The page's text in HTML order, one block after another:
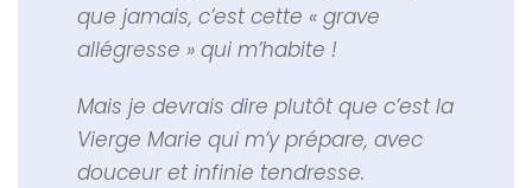
que jamais, c’est cette « grave
allégresse » qui m’habite !
Mais je devrais dire plutôt que c’est la
Vierge Marie qui m’y prépare, avec
douceur et infinie tendresse.